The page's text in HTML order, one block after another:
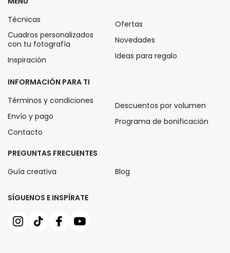
SÍGUENOS E INSPÍRATE
Técnicas
Cuadros personalizados
con tu fotografía
Inspiración
Ofertas
Novedades
Ideas para regalo
INFORMACIÓN PARA TI
Términos y condiciones
Envío y pago
Contacto
Descuentos por volumen
Programa de bonificación
PREGUNTAS FRECUENTES
Guía creativa
Blog